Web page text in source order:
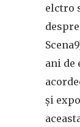
elctro
ani de
și